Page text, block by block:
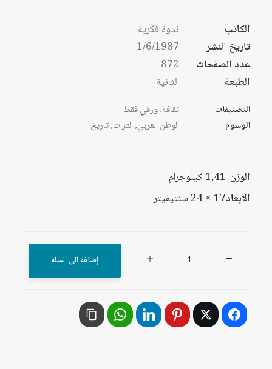
الكاتب
ندوة فكرية
تاريخ النشر
1/6/1987
عدد الصفحات
872
الطبعة
الثانية
التصنيفات ثقافة,ورقي فقط
الوسوم
الوطن العربي,التراث,تاريخ
الوزن 1,41 كيلوجرام
الأبعاد17 × 24 سنتيميتر
العصر
في
إضافة الى السلة